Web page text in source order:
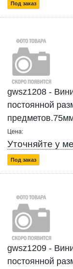
Под заказ
gwsz1208 -
постоянной
Цена:
Уточняйте у
Под заказ
gwsz1209 -
постоянной